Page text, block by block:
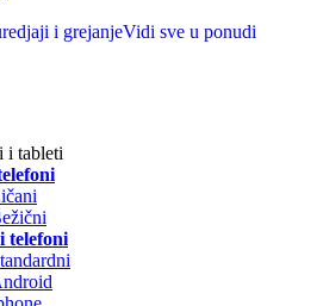
i grejanjeVidi sve u ponudi
i tableti
telefoni